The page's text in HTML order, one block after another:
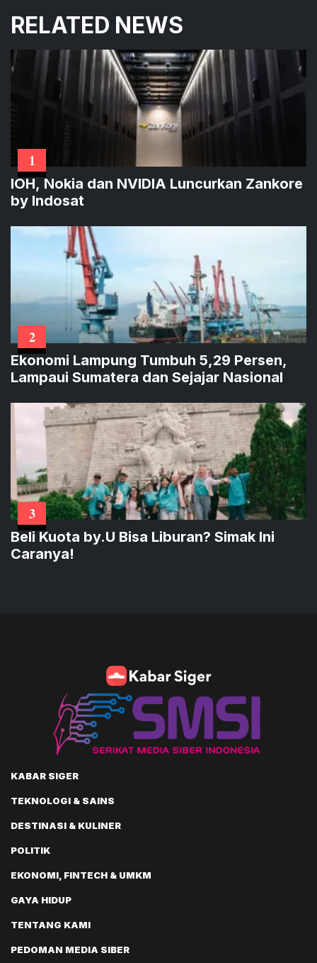
RELATED NEWS
1
IOH, Nokia dan NVIDIA Luncurkan Zankore
by Indosat
2
Ekonomi Lampung Tumbuh 5,29 Persen,
Lampaui Sumatera dan Sejajar Nasional
3
Beli Kuota by.U Bisa Liburan? Simak Ini
Caranya!
KABAR SIGER
TEKNOLOGI & SAINS
DESTINASI & KULINER
POLITIK
EKONOMI, FINTECH & UMKM
GAYA HIDUP
TENTANG KAMI
PEDOMAN MEDIA SIBER